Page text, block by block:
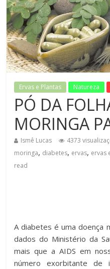
Ervas e Plantas Natureza
PÓ DA
MORINGA
Ismê Lucas 4373
moringa, diabetes, ervas, ervas
read
A diabetes é uma doença
dados do Ministério da
mais que a AIDS em
número exorbitante de